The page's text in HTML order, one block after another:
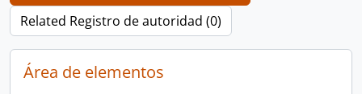
Related Registro de autoridad (0)
Área de elementos